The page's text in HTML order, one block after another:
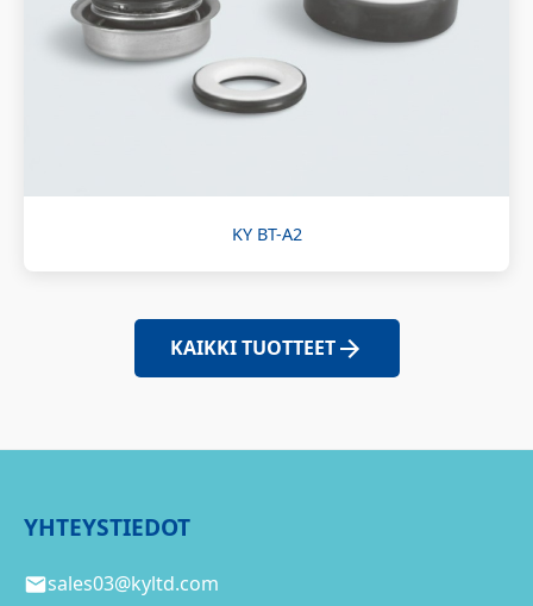
KY BT-A2
KAIKKI TUOTTEET
YHTEYSTIEDOT
sales03@kyltd.com